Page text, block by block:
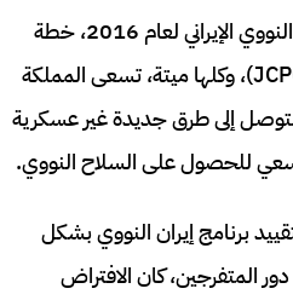
مع المفاوضات لإحياء الاتفاق النووي الإيراني لعام 2016، خطة
العمل الشاملة المشتركة (JCPOA)، وكلها ميتة، تسعى المملكة
إلى طرق جديدة غير عسكرية
للحصول على السلاح النووي.
برنامج إيران النووي بشكل
المتفرجين، كان الافتراض